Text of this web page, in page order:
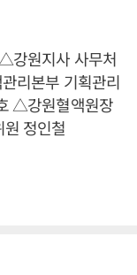
강원지사 사무처
리본부 기획관리
△강원혈액원장
정인철